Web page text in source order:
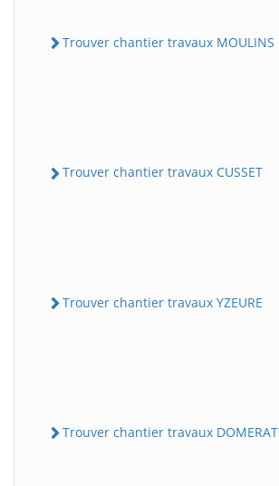
Trouver chantier travaux MOULINS
Trouver chantier travaux CUSSET
Trouver chantier travaux YZEURE
Trouver chantier travaux DOMERAT